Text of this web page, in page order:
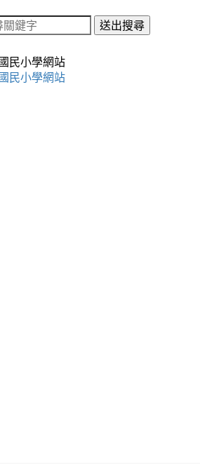
送出搜尋
民小學網站
民小學網站